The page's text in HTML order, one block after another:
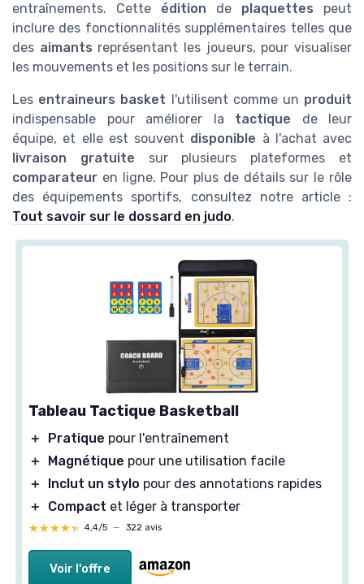
entraînements. Cette édition de plaquettes peut
inclure des fonctionnalités supplémentaires telles que
des aimants représentant les joueurs, pour visualiser
les mouvements et les positions sur le terrain.
Les entraineurs basket l'utilisent comme un produit
indispensable pour améliorer la tactique de leur
équipe, et elle est souvent disponible à l'achat avec
livraison gratuite sur plusieurs plateformes et
comparateur en ligne. Pour plus de détails sur le rôle
des équipements sportifs, consultez notre article :
Tout savoir sur le dossard en judo.
Tableau Tactique Basketball
＋ Pratique pour l'entraînement
＋
Magnétique pour une utilisation facile
＋
Inclut un stylo pour des annotations rapides
＋
Compact et léger à transporter
★★★★★
★★★★★ 4,4/5 — 322 avis
Voir l'offre